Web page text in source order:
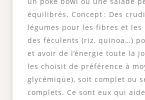
équilibrés. Concept : Des
légumes pour les fibres et les
des féculents (riz, quinoa…)
et avoir de l’énergie toute la
les choisit de préférence à
glycémique), soit complet ou
complets. Ce sont eux qui